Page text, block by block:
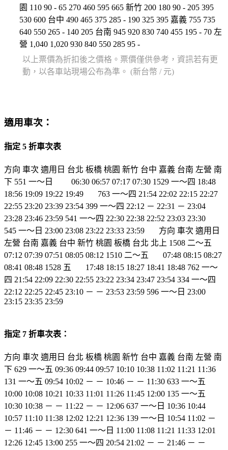
園 110 90 - 65 270 460 595 665 新竹 200 180 90 - 205 395
530 600 台中 490 465 375 285 - 190 325 395 嘉義 755 735
640 550 265 - 140 205 台南 945 920 830 740 455 195 - 70 左
營 1,040 1,020 930 840 550 285 95 -
以上票價為折扣後之價格。票價僅供參考，資訊若有更
動，以各車站現場公布為準。 (新台幣 / 元)
適用車次：
指定 5 折車次表
方向 車次 適用日 台北 板橋 桃園 新竹 台中 嘉義 台南 左營 南
下 551 一～日 06:30 06:57 07:17 07:30 1529 一～四 18:48
18:56 19:09 19:22 19:49 763 一～四 21:54 22:02 22:15 22:27
22:55 23:20 23:39 23:54 399 一～四 22:12 － 22:31 － 23:04
23:28 23:46 23:59 541 一～四 22:30 22:38 22:52 23:03 23:30
545 一～日 23:00 23:08 23:22 23:33 23:59 方向 車次 適用日
左營 台南 嘉義 台中 新竹 桃園 板橋 台北 北上 1508 二～五
07:12 07:39 07:51 08:05 08:12 1510 二～五 07:48 08:15 08:27
08:41 08:48 1528 五 17:48 18:15 18:27 18:41 18:48 762 一～
四 21:54 22:09 22:30 22:55 23:22 23:34 23:47 23:54 334 一～四
22:12 22:25 22:45 23:10 － － 23:53 23:59 596 一～日 23:00
23:15 23:35 23:59
指定 7 折車次表：
方向 車次 適用日 台北 板橋 桃園 新竹 台中 嘉義 台南 左營 南
下 629 一～五 09:36 09:44 09:57 10:10 10:38 11:02 11:21 11:36
131 一～五 09:54 10:02 － － 10:46 － － 11:30 633 一～五
10:00 10:08 10:21 10:33 11:01 11:26 11:45 12:00 135 一～五
10:30 10:38 － － 11:22 － － 12:06 637 一～日 10:36 10:44
10:57 11:10 11:38 12:02 12:21 12:36 139 一～日 10:54 11:02 －
－ 11:46 － － 12:30 641 一～日 11:00 11:08 11:21 11:33 12:01
12:26 12:45 13:00 255 一～四 20:54 21:02 － － 21:46 － －